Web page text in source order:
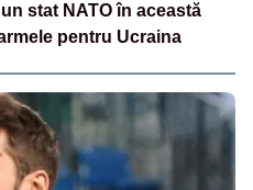
stat NATO în această
pentru Ucraina